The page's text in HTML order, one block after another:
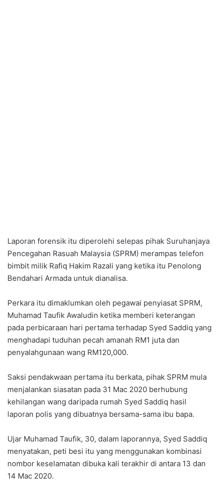
Laporan forensik itu diperolehi selepas pihak Suruhanjaya
Pencegahan Rasuah Malaysia (SPRM) merampas telefon
bimbit milik Rafiq Hakim Razali yang ketika itu Penolong
Bendahari Armada untuk dianalisa.
Perkara itu dimaklumkan oleh pegawai penyiasat SPRM,
Muhamad Taufik Awaludin ketika memberi keterangan
pada perbicaraan hari pertama terhadap Syed Saddiq yang
menghadapi tuduhan pecah amanah RM1 juta dan
penyalahgunaan wang RM120,000.
Saksi pendakwaan pertama itu berkata, pihak SPRM mula
menjalankan siasatan pada 31 Mac 2020 berhubung
kehilangan wang daripada rumah Syed Saddiq hasil
laporan polis yang dibuatnya bersama-sama ibu bapa.
Ujar Muhamad Taufik, 30, dalam laporannya, Syed Saddiq
menyatakan, peti besi itu yang menggunakan kombinasi
nombor keselamatan dibuka kali terakhir di antara 13 dan
14 Mac 2020.